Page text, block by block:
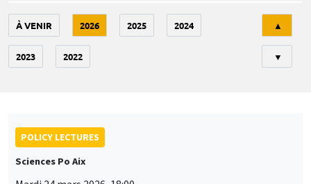
À VENIR 2026 2025 2024
2023 2022
▲
▼
POLICY LECTURES
Sciences Po Aix